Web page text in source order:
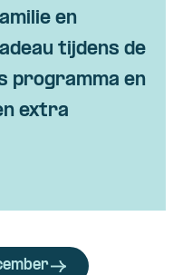
en
tijdens de
programma en
extra